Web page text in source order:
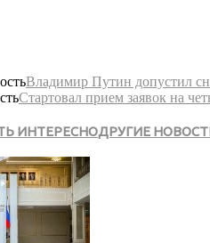
Владимир Путин допустил
Стартовал прием заявок на
ИНТЕРЕСНОДРУГИЕ